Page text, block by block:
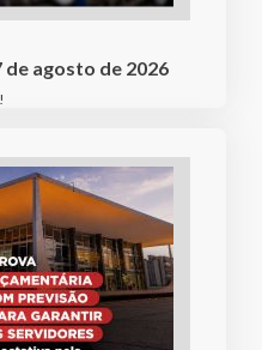
de agosto de 2026